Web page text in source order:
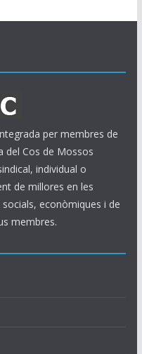
per membres de
del Cos de Mossos
individual o
de millores en les
econòmiques i de
membres.